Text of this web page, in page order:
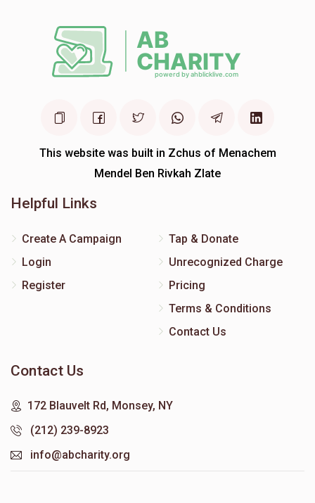
This website was built in Zchus of Menachem
Mendel Ben Rivkah Zlate
Helpful Links
Create A Campaign
Login
Register
Tap & Donate
Unrecognized Charge
Pricing
Terms & Conditions
Contact Us
Contact Us
172 Blauvelt Rd, Monsey, NY
(212) 239-8923
info@abcharity.org